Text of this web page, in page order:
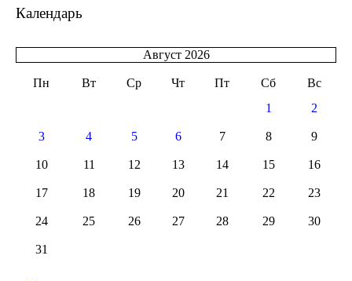
Календарь
Август 2026
Пн Вт Ср Чт Пт Сб
Вс
1
2
3 4 5 6 7 8 9
10 11 12 13 14 15 16
17 18 19 20 21 22 23
24 25 26 27 28 29 30
31